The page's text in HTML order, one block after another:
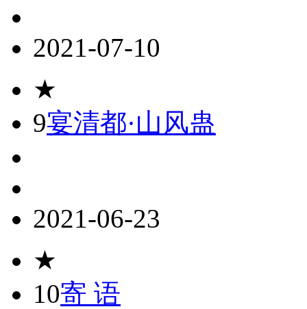
2021-07-10
★
9宴清都·山风蛊
2021-06-23
★
10寄 语